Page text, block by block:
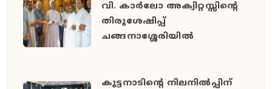
വി. കാർലോ അക്വിറ്റസ്സിന്റെ
തിരുശേഷിപ്പ്
ചങ്ങനാശ്ശേരിയിൽ
കുട്ടനാടിന്റെ നിലനിൽപ്പിന്